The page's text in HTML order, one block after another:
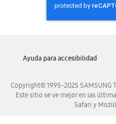
Samsung
Samsung
Samsung
Copyright© 1995-2025 SAMSUNG
Este sitio se ve mejor en las
Safari y
Ayuda para accesibilidad